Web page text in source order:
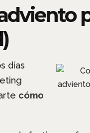
días
cómo